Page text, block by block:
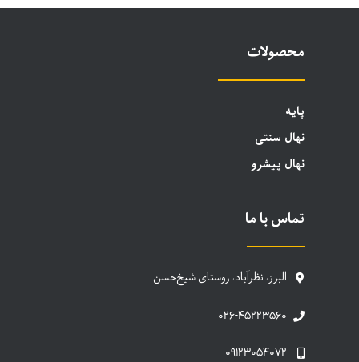
محصولات
پایه
نهال سنتی
نهال پیشرو
تماس با ما
البرز، نظرآباد، روستای شیخ‌حسن
۰۲۶-۴۵۲۲۳۵۶۰
۰۹۱۲۳۰۵۴۰۷۲